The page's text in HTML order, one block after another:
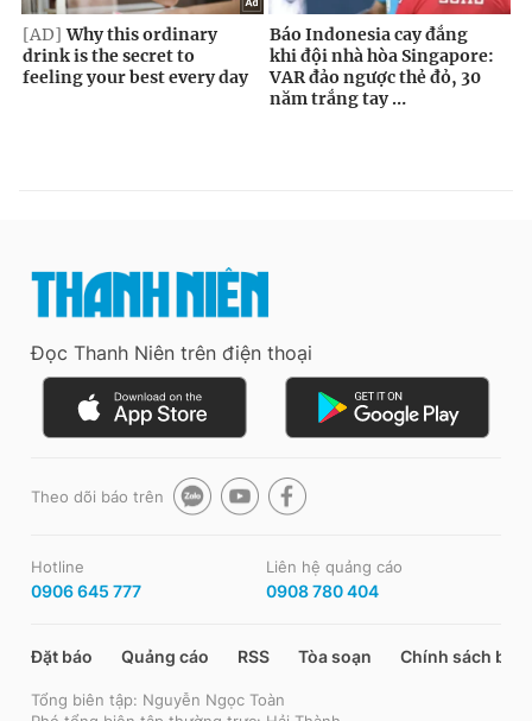
Đọc Thanh Niên trên điện thoại
Theo dõi báo trên
Hotline
0906 645 777
Liên hệ quảng cáo
0908 780 404
Đặt báo Quảng cáo RSS Tòa soạn Chính sách bảo
Tổng biên tập: Nguyễn Ngọc Toàn